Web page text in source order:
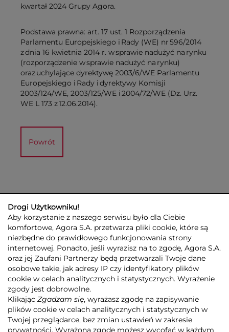
kwartał 2024 Grupy Agora.
Podstawa prawna: art. 17 ust. 1 Rozporządzenia
Parlamentu Europejskiego i Rady (WE) nr 596/2014
z dnia 16 kwietnia 2014 r. w sprawie nadużyć na rynku
(rozporządzenie w sprawie nadużyć na rynku)
oraz uchylające dyrektywę 2003/6/WE Parlamentu
Europejskiego i Rady i dyrektywy Komisji
2003/124/WE, 2003/125/WE i 2004/72/WE (Dz. Urz.
WE L 173 z 12.06.2014).
Powrót
GRUPA AGORA DLA INWESTORÓW DLA MEDIÓW
REKLAMA
ESG
KONTAKT
© 2026 Copyright AGORA SA
POLITYKA PRYWATNOŚCI AGORA S.A.
POLITYKA PRYWATNOŚCI SERWISU AGORA.PL
POLITYKA TRANSPARENTNOŚCI
ZASTRZEŻENIE PRAWNOAUTORSKIE
Drogi Użytkowniku!
Aby korzystanie z naszego serwisu było dla Ciebie
komfortowe, Agora S.A. przetwarza pliki cookie, które są
niezbędne do prawidłowego funkcjonowania strony
internetowej. Ponadto, jeśli wyrazisz na to zgodę, Agora S.A.
oraz jej Zaufani Partnerzy będą przetwarzali Twoje dane
osobowe takie, jak adresy IP czy identyfikatory plików
cookie w celach analitycznych i statystycznych. Wyrażenie
zgody jest dobrowolne.
Klikając Zgadzam się, wyrażasz zgodę na zapisywanie
plików cookie w celach analitycznych i statystycznych w
Twojej przeglądarce, bez zmian ustawień w zakresie
prywatności. Wyrażoną zgodę możesz wycofać w każdym